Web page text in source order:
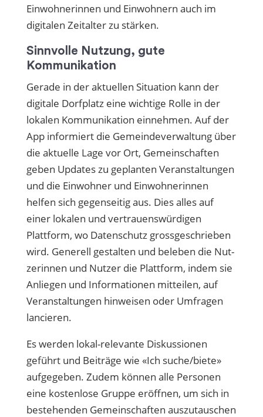
Einwohnerinnen und Einwohnern auch im
digitalen Zeitalter zu stärken.
Sinnvolle Nutzung, gute
Kommunikation
Gerade in der aktuellen Situation kann der
digitale Dorfplatz eine wichtige Rolle in der
lokalen Kommunikation einnehmen. Auf der
App informiert die Gemeindever­waltung über
die aktuelle Lage vor Ort, Ge­meinschaften
geben Updates zu geplanten Veranstaltungen
und die Einwohner und Einwohnerinnen
helfen sich gegenseitig aus. Dies alles auf
einer lokalen und ver­trauenswürdigen
Plattform, wo Daten­schutz grossgeschrieben
wird. Generell gestalten und beleben die Nut­
zerinnen und Nutzer die Plattform, in­dem sie
Anliegen und Informationen mit­teilen, auf
Veranstaltungen hinweisen oder Umfragen
lancieren.
Es werden lo­kal-relevante Diskussionen
geführt und Beiträge wie «Ich suche/biete»
aufgege­ben. Zudem können alle Personen
eine kostenlose Gruppe eröffnen, um sich in
bestehenden Gemeinschaften auszutau­schen